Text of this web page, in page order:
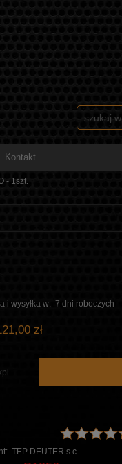
Kontakt
- 1szt.
i wysyłka w: 7 dni roboczych
zł
kpl.
TEP DEUTER s.c.